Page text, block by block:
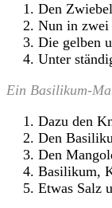
Den
Nun in zwei
Die gelben
Unter
Ein Basilikum-
Dazu den
Den
Den
Basilikum,
Etwas Salz